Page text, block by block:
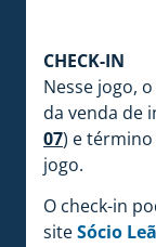
CHECK-IN
Nesse jogo,
da venda de
07) e
jogo.
O check-in
siteSócio